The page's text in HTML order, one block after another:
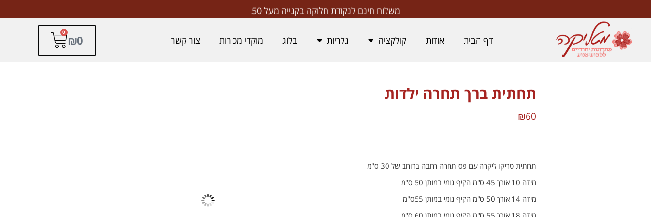
משלוח חינם לנקודת חלוקה בקנייה מעל ₪250
דף הבית אודות קולקציה גלריות בלוג מוקדי מכירות צור קשר ₪0
0
תחתית ברך תחרה ילדות
₪60
תחתית טריקו ליקרה עם פס תחרה רחבה ברוחב של 30 ס"מ
מידה 10 אורך 45 ס"מ הקיף גומי במותן 50 ס"מ
מידה 14 אורך 50 ס"מ הקיף גומי במותן 55ס"מ